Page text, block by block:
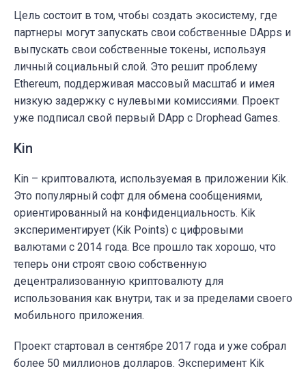
Цель состоит в том, чтобы создать экосистему, где
партнеры могут запускать свои собственные DApps и
выпускать свои собственные токены, используя
личный социальный слой. Это решит проблему
Ethereum, поддерживая массовый масштаб и имея
низкую задержку с нулевыми комиссиями. Проект
уже подписал свой первый DApp с Drophead Games.
Kin
Kin – криптовалюта, используемая в приложении Kik.
Это популярный софт для обмена сообщениями,
ориентированный на конфиденциальность. Kik
экспериментирует (Kik Points) с цифровыми
валютами с 2014 года. Все прошло так хорошо, что
теперь они строят свою собственную
децентрализованную криптовалюту для
использования как внутри, так и за пределами своего
мобильного приложения.
Проект стартовал в сентябре 2017 года и уже собрал
более 50 миллионов долларов. Эксперимент Kik